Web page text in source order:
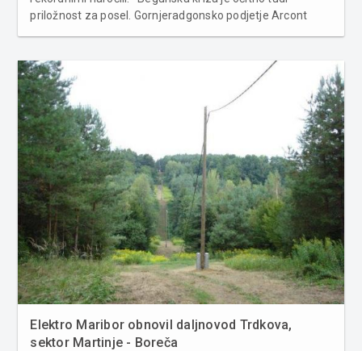
priložnost za posel. Gornjeradgonsko podjetje Arcont
se spoznajo...
Elektro Maribor obnovil daljnovod Trdkova,
sektor Martinje - Boreča